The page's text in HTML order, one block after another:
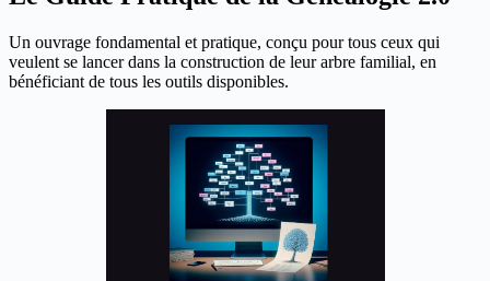
Un ouvrage fondamental et pratique, conçu pour tous ceux qui
veulent se lancer dans la construction de leur arbre familial, en
bénéficiant de tous les outils disponibles.